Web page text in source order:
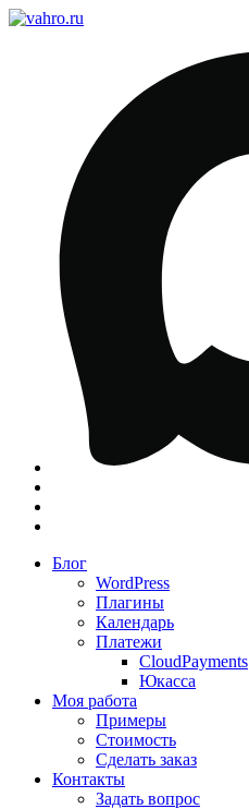
Блог
WordPress
Плагины
Календарь
Платежи
CloudPayments
Юкасса
Моя работа
Примеры
Стоимость
Сделать заказ
Контакты
Задать вопрос